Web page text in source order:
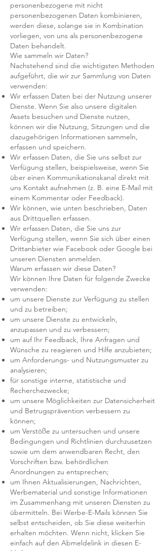
personenbezogene mit nicht
personenbezogenen Daten kombinieren,
werden diese, solange sie in Kombination
vorliegen, von uns als personenbezogene
Daten behandelt.
Wie sammeln wir Daten?
Nachstehend sind die wichtigsten Methoden
aufgeführt, die wir zur Sammlung von Daten
verwenden:
Wir erfassen Daten bei der Nutzung unserer
Dienste. Wenn Sie also unsere digitalen
Assets besuchen und Dienste nutzen,
können wir die Nutzung, Sitzungen und die
dazugehörigen Informationen sammeln,
erfassen und speichern.
Wir erfassen Daten, die Sie uns selbst zur
Verfügung stellen, beispielsweise, wenn Sie
über einen Kommunikationskanal direkt mit
uns Kontakt aufnehmen (z. B. eine E-Mail mit
einem Kommentar oder Feedback).
Wir können, wie unten beschrieben, Daten
aus Drittquellen erfassen.
Wir erfassen Daten, die Sie uns zur
Verfügung stellen, wenn Sie sich über einen
Drittanbieter wie Facebook oder Google bei
unseren Diensten anmelden.
Warum erfassen wir diese Daten?
Wir können Ihre Daten für folgende Zwecke
verwenden:
um unsere Dienste zur Verfügung zu stellen
und zu betreiben;
um unsere Dienste zu entwickeln,
anzupassen und zu verbessern;
um auf Ihr Feedback, Ihre Anfragen und
Wünsche zu reagieren und Hilfe anzubieten;
um Anforderungs- und Nutzungsmuster zu
analysieren;
für sonstige interne, statistische und
Recherchezwecke;
um unsere Möglichkeiten zur Datensicherheit
und Betrugsprävention verbessern zu
können;
um Verstöße zu untersuchen und unsere
Bedingungen und Richtlinien durchzusetzen
sowie um dem anwendbaren Recht, den
Vorschriften bzw. behördlichen
Anordnungen zu entsprechen;
um Ihnen Aktualisierungen, Nachrichten,
Werbematerial und sonstige Informationen
im Zusammenhang mit unseren Diensten zu
übermitteln. Bei Werbe-E-Mails können Sie
selbst entscheiden, ob Sie diese weiterhin
erhalten möchten. Wenn nicht, klicken Sie
einfach auf den Abmeldelink in diesen E-